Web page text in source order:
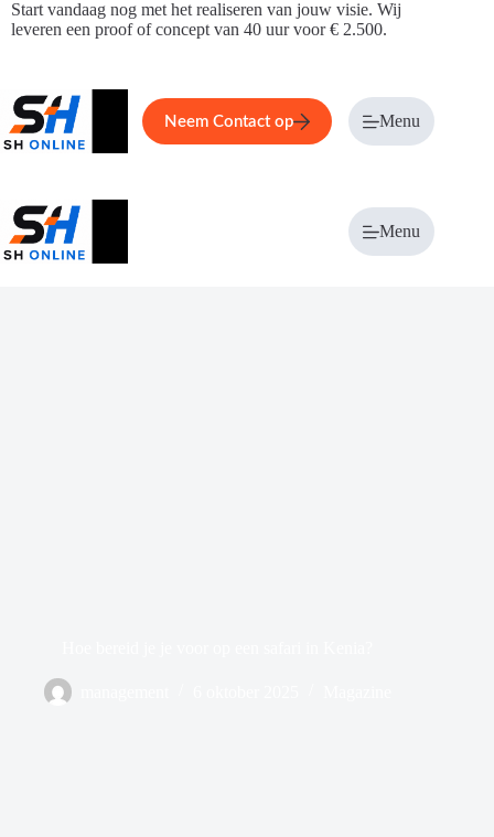
Ga
naar
Start vandaag nog met het realiseren van jouw visie. Wij
leveren een proof of concept van 40 uur voor € 2.500.
Home Service Over ons
Neem Contact op Menu
Menu